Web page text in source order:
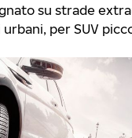
su strade
per SUV